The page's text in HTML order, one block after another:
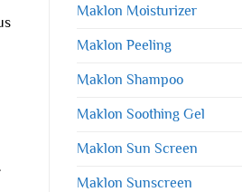
Maklon Moisturizer
Maklon Peeling
Maklon Shampoo
Maklon Soothing Gel
Maklon Sun Screen
Maklon Sunscreen